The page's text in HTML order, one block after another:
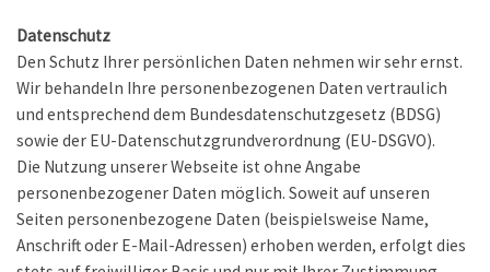
Datenschutz
Den Schutz Ihrer persönlichen Daten nehmen wir sehr ernst.
Wir behandeln Ihre personenbezogenen Daten vertraulich
und entsprechend dem Bundesdatenschutzgesetz (BDSG)
sowie der EU-Datenschutzgrundverordnung (EU-DSGVO).
Die Nutzung unserer Webseite ist ohne Angabe
personenbezogener Daten möglich. Soweit auf unseren
Seiten personenbezogene Daten (beispielsweise Name,
Anschrift oder E-Mail-Adressen) erhoben werden, erfolgt dies